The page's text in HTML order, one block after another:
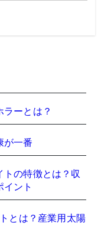
ーとは？
が一番
の特徴とは？収
ント
とは？産業用太陽